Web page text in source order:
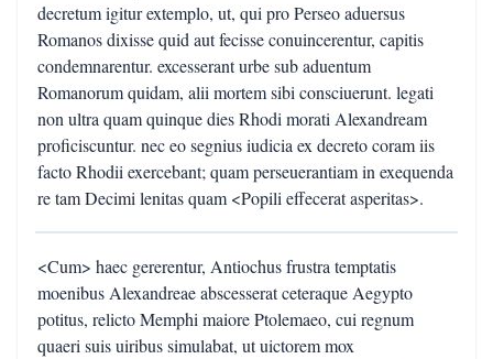
decretum igitur extemplo, ut, qui pro Perseo aduersus
Romanos dixisse quid aut fecisse conuincerentur, capitis
condemnarentur. excesserant urbe sub aduentum
Romanorum quidam, alii mortem sibi consciuerunt. legati
non ultra quam quinque dies Rhodi morati Alexandream
proficiscuntur. nec eo segnius iudicia ex decreto coram iis
facto Rhodii exercebant; quam perseuerantiam in exequenda
re tam Decimi lenitas quam <Popili effecerat asperitas>.
<Cum> haec gererentur, Antiochus frustra temptatis
moenibus Alexandreae abscesserat ceteraque Aegypto
potitus, relicto Memphi maiore Ptolemaeo, cui regnum
quaeri suis uiribus simulabat, ut uictorem mox